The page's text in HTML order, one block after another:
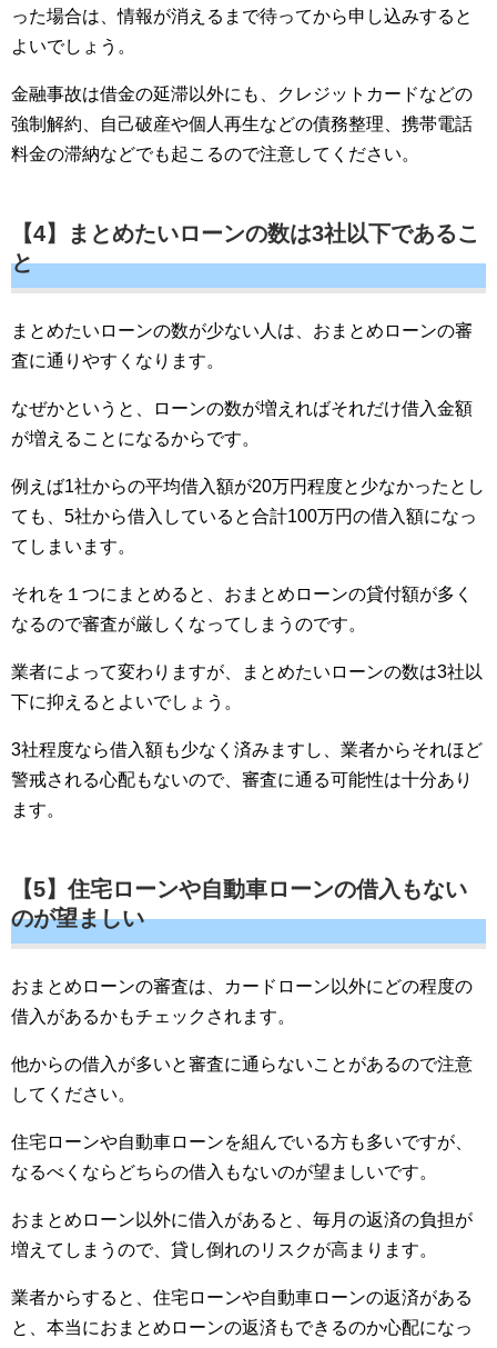
った場合は、情報が消えるまで待ってから申し込みすると
よいでしょう。
金融事故は借金の延滞以外にも、クレジットカードなどの
強制解約、自己破産や個人再生などの債務整理、携帯電話
料金の滞納などでも起こるので注意してください。
【4】まとめたいローンの数は3社以下であるこ
と
まとめたいローンの数が少ない人は、おまとめローンの審
査に通りやすくなります。
なぜかというと、ローンの数が増えればそれだけ借入金額
が増えることになるからです。
例えば1社からの平均借入額が20万円程度と少なかったとし
ても、5社から借入していると合計100万円の借入額になっ
てしまいます。
それを１つにまとめると、おまとめローンの貸付額が多く
なるので審査が厳しくなってしまうのです。
業者によって変わりますが、まとめたいローンの数は3社以
下に抑えるとよいでしょう。
3社程度なら借入額も少なく済みますし、業者からそれほど
警戒される心配もないので、審査に通る可能性は十分あり
ます。
【5】住宅ローンや自動車ローンの借入もない
のが望ましい
おまとめローンの審査は、カードローン以外にどの程度の
借入があるかもチェックされます。
他からの借入が多いと審査に通らないことがあるので注意
してください。
住宅ローンや自動車ローンを組んでいる方も多いですが、
なるべくならどちらの借入もないのが望ましいです。
おまとめローン以外に借入があると、毎月の返済の負担が
増えてしまうので、貸し倒れのリスクが高まります。
業者からすると、住宅ローンや自動車ローンの返済がある
と、本当におまとめローンの返済もできるのか心配になっ